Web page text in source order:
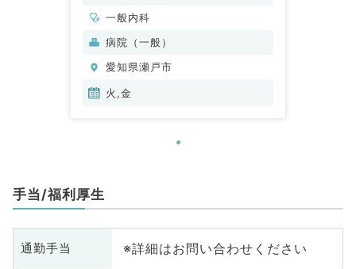
一般内科
病院（一般）
愛知県瀬戸市
火,金
手当/福利厚生
通勤手当 ※詳細はお問い合わせください